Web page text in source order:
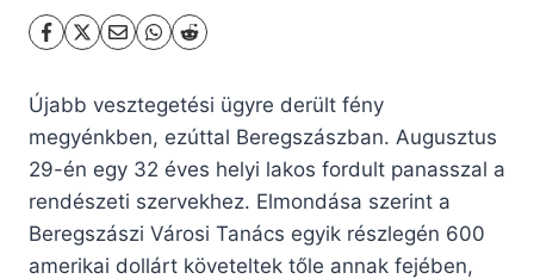
Újabb vesztegetési ügyre derült fény
megyénkben, ezúttal Beregszászban. Augusztus
29-én egy 32 éves helyi lakos fordult panasszal a
rendészeti szervekhez. Elmondása szerint a
Beregszászi Városi Tanács egyik részlegén 600
amerikai dollárt követeltek tőle annak fejében,